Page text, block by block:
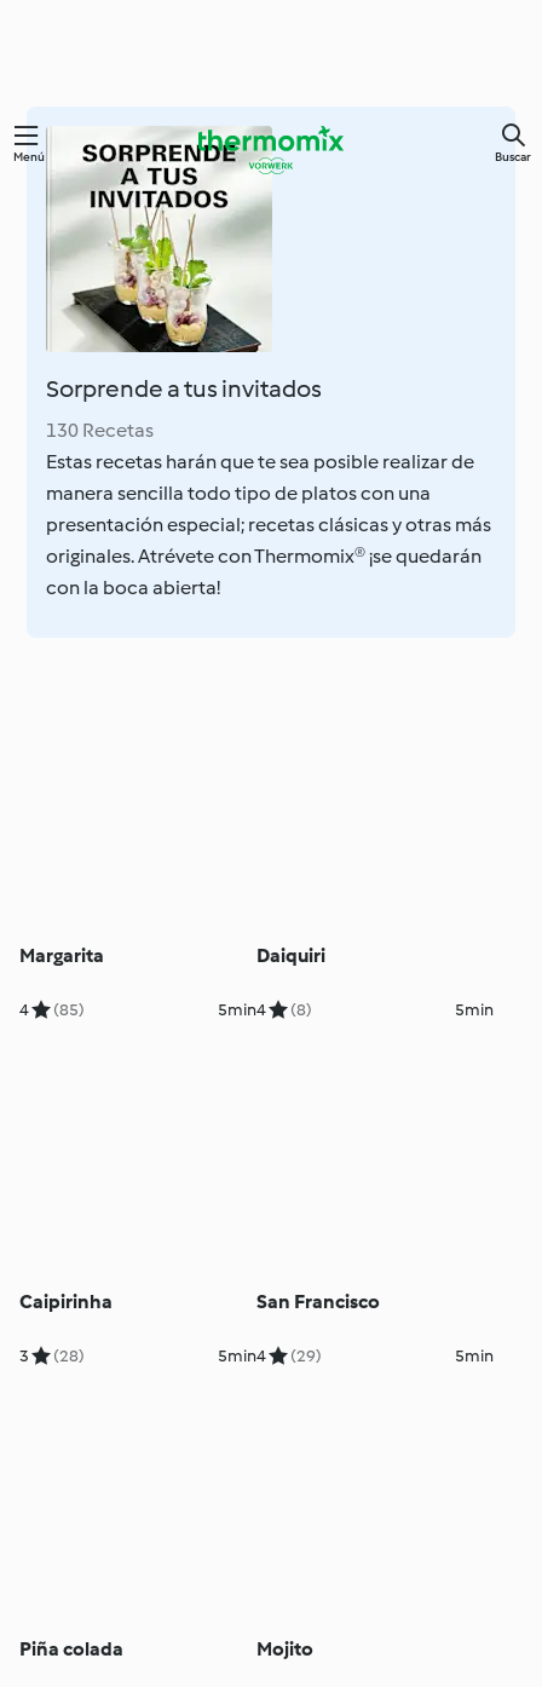
contenido
Menú Buscar
Sorprende a tus invitados
130 Recetas
Estas recetas harán que te sea posible realizar de
manera sencilla todo tipo de platos con una
presentación especial; recetas clásicas y otras más
originales. Atrévete con Thermomix® ¡se quedarán
con la boca abierta!
Margarita
4 (85) 5min
Daiquiri
4 (8) 5min
Caipirinha
3 (28) 5min
San Francisco
4 (29) 5min
Piña colada Mojito